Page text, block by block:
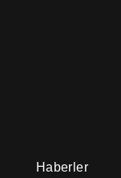
Haberler